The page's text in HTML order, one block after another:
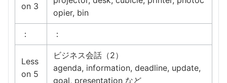
on 3
opier, bin
： ：
Less
on 5
ビジネス会話（2）
agenda, information, deadline, update,
goal, presentation など